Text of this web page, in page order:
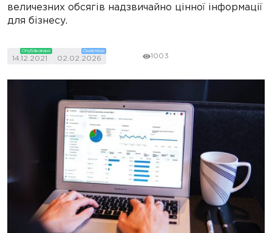
величезних обсягів надзвичайно цінної інформації
для бізнесу.
14.12.2021
Опубліковано
02.02.2026
Оновлено
1003